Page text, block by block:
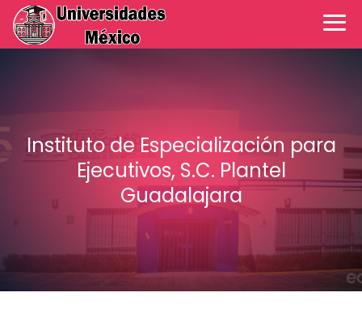
Instituto de Especialización para
Ejecutivos, S.C. Plantel
Guadalajara